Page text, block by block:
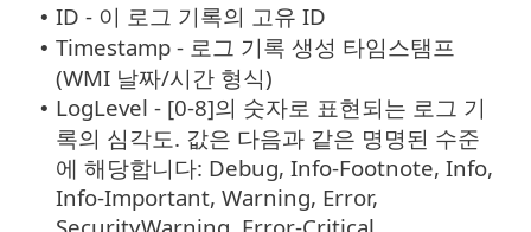
• ID - 이 로그 기록의 고유 ID
• Timestamp - 로그 기록 생성 타임스탬프
(WMI 날짜/시간 형식)
• LogLevel - [0-8]의 숫자로 표현되는 로그 기
록의 심각도. 값은 다음과 같은 명명된 수준
에 해당합니다: Debug, Info-Footnote, Info,
Info-Important, Warning, Error,